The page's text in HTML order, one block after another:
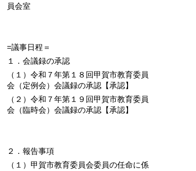
員会室
=議事日程＝
１．会議録の承認
（１）令和７年第１８回甲賀市教育委員
会（定例会）会議録の承認【承認】
（２）令和７年第１９回甲賀市教育委員
会（臨時会） 会議録の承認【承認】
２．報告事項
（１）甲賀市教育委員会委員の任命に係